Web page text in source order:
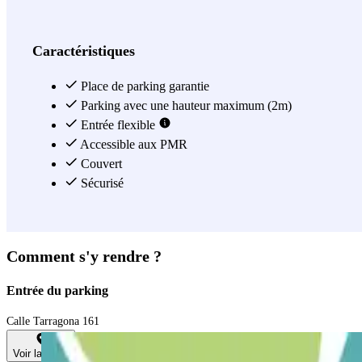
vaquez à vos occupations quotidiennes. L'une des caractéristiques
Voir plus
Caractéristiques
Place de parking garantie
Parking avec une hauteur maximum (2m)
Entrée flexible
Accessible aux PMR
Couvert
Sécurisé
Comment s'y rendre ?
Entrée du parking
Calle Tarragona 161
Voir la carte